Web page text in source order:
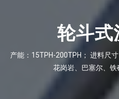
轮斗式
产能：15TPH-200TPH； 进料尺
花岗岩、巴塞尔、铁